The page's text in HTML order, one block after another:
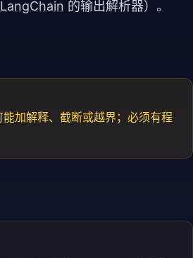
LangChain 的输出解析器）。
加解释、截断或越界；必须有程